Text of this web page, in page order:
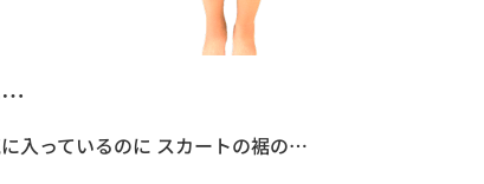
…
入っているのに スカートの裾の…